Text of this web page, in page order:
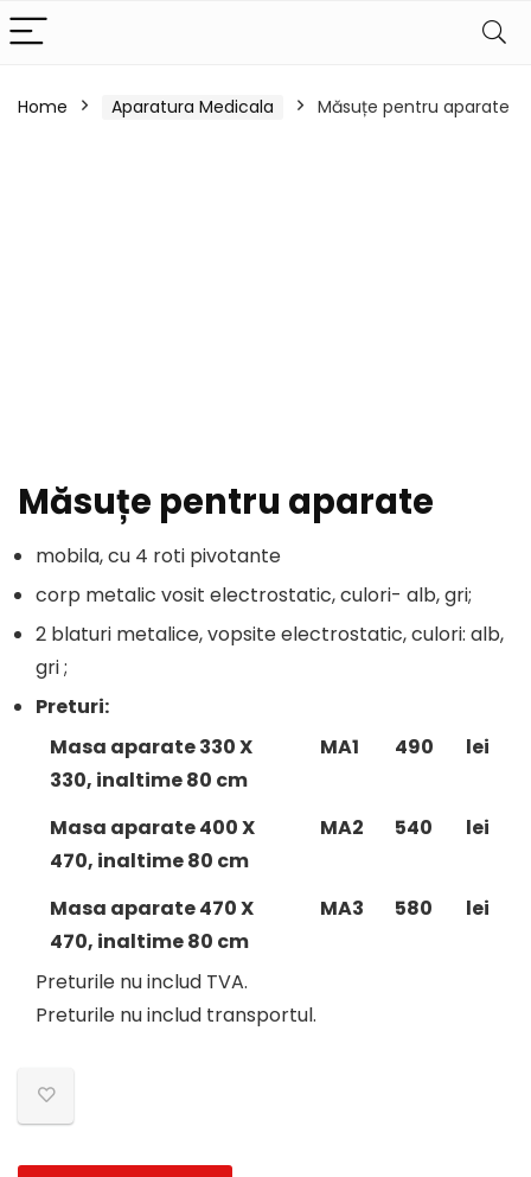
Home Aparatura Medicala Măsuțe pentru aparate
Măsuțe pentru aparate
mobila, cu 4 roti pivotante
corp metalic vosit electrostatic, culori- alb, gri;
2 blaturi metalice, vopsite electrostatic, culori: alb,
gri ;
Preturi:
Masa aparate 330 X
330, inaltime 80 cm
MA1 490 lei
Masa aparate 400 X
470, inaltime 80 cm
MA2 540 lei
Masa aparate 470 X
470, inaltime 80 cm
MA3 580 lei
Preturile nu includ TVA.
Preturile nu includ transportul.